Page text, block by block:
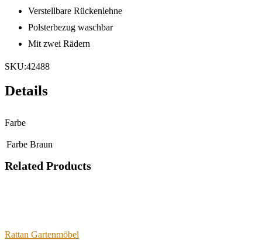
Verstellbare Rückenlehne
Polsterbezug waschbar
Mit zwei Rädern
SKU:42488
Details
Farbe
Farbe Braun
Related Products
Rattan Gartenmöbel